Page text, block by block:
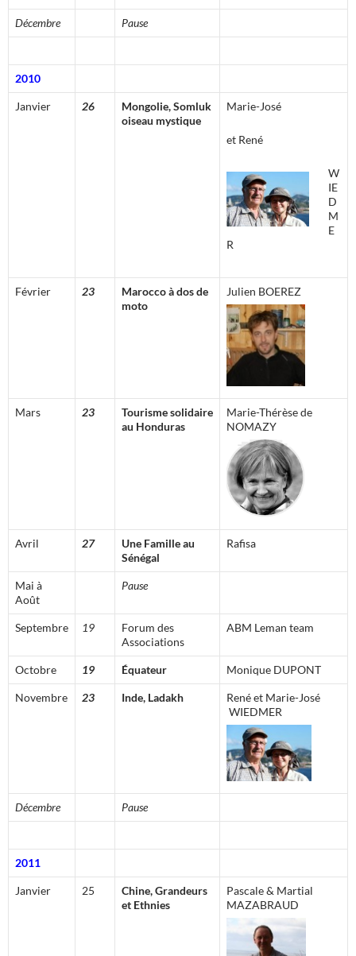
Décembre Pause
2010
Janvier 26
Mongolie, Somluk
oiseau mystique
Marie-José
et René
W
IE
D
M
E
R
Février 23
Marocco à dos de
moto
Julien BOEREZ
Mars 23
Tourisme solidaire
au Honduras
Marie-Thérèse de
NOMAZY
Avril 27
Une Famille au
Sénégal
Rafisa
Mai à
Août
Pause
Septembre 19
Forum des
Associations
ABM Leman team
Octobre 19 Équateur Monique DUPONT
Novembre 23 Inde, Ladakh
René et Marie-José
WIEDMER
Décembre Pause
2011
Janvier 25
Chine, Grandeurs
et Ethnies
Pascale & Martial
MAZABRAUD